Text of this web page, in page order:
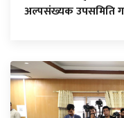
अल्पसंख्यक उपसमिति